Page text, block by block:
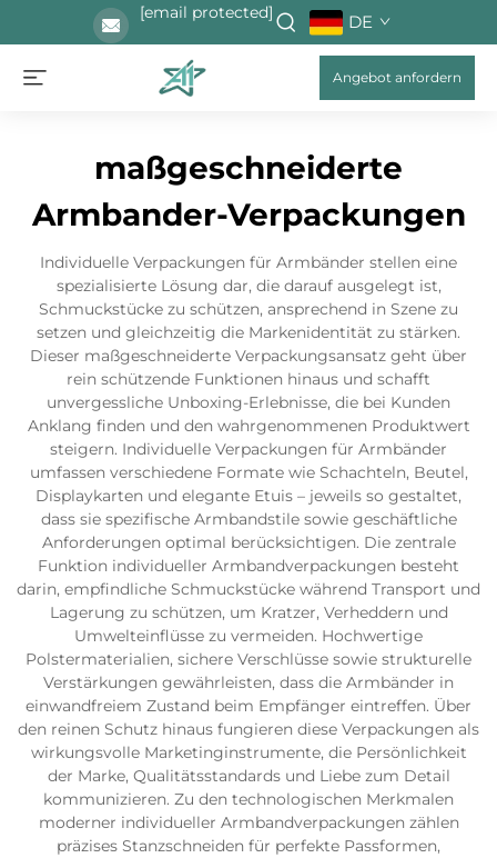
[email protected] DE
Angebot anfordern
maßgeschneiderte
Armbander-Verpackungen
Individuelle Verpackungen für Armbänder stellen eine
spezialisierte Lösung dar, die darauf ausgelegt ist,
Schmuckstücke zu schützen, ansprechend in Szene zu
setzen und gleichzeitig die Markenidentität zu stärken.
Dieser maßgeschneiderte Verpackungsansatz geht über
rein schützende Funktionen hinaus und schafft
unvergessliche Unboxing-Erlebnisse, die bei Kunden
Anklang finden und den wahrgenommenen Produktwert
steigern. Individuelle Verpackungen für Armbänder
umfassen verschiedene Formate wie Schachteln, Beutel,
Displaykarten und elegante Etuis – jeweils so gestaltet,
dass sie spezifische Armbandstile sowie geschäftliche
Anforderungen optimal berücksichtigen. Die zentrale
Funktion individueller Armbandverpackungen besteht
darin, empfindliche Schmuckstücke während Transport und
Lagerung zu schützen, um Kratzer, Verheddern und
Umwelteinflüsse zu vermeiden. Hochwertige
Polstermaterialien, sichere Verschlüsse sowie strukturelle
Verstärkungen gewährleisten, dass die Armbänder in
einwandfreiem Zustand beim Empfänger eintreffen. Über
den reinen Schutz hinaus fungieren diese Verpackungen als
wirkungsvolle Marketinginstrumente, die Persönlichkeit
der Marke, Qualitätsstandards und Liebe zum Detail
kommunizieren. Zu den technologischen Merkmalen
moderner individueller Armbandverpackungen zählen
präzises Stanzschneiden für perfekte Passformen,